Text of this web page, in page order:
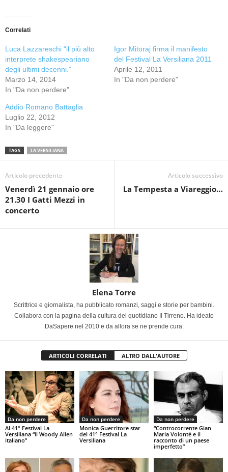
Correlati
Luca Lazzareschi “il più alto
interprete shakespeariano
degli ultimi decenni.”
Marzo 14, 2014
In "Da non perdere"
Igor Mitoraj firma il manifesto
del Festival La Versiliana 2011
Aprile 12, 2011
In "Da non perdere"
Addio Romano Battaglia
Luglio 22, 2012
In "Da leggere"
TAGS LA VERSILIANA
Articolo precedente
Venerdì 21 gennaio ore
21.30 I Gatti Mezzi in
concerto
Articolo successivo
La Tempesta a Viareggio…
Elena Torre
Scrittrice e giornalista, ha pubblicato romanzi, saggi e storie per bambini.
Collabora con la pagina della cultura del quotidiano Il Tirreno. Ha ideato
DaSapere nel 2010 e da allora se ne prende cura.
ARTICOLI CORRELATI ALTRO DALL'AUTORE
Da non perdere
Al 41° Festival La
Versiliana “il Woody Allen
italiano”
Da non perdere
Monica Guerritore star
del 41° Festival La
Versiliana
Da non perdere
“Controcorrente Gian
Maria Volonté e il
racconto di un paese
imperfetto”